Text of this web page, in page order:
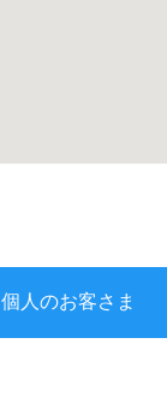
個人のお客さま